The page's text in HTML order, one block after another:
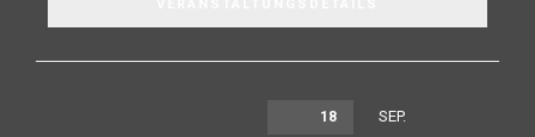
18 SEP.